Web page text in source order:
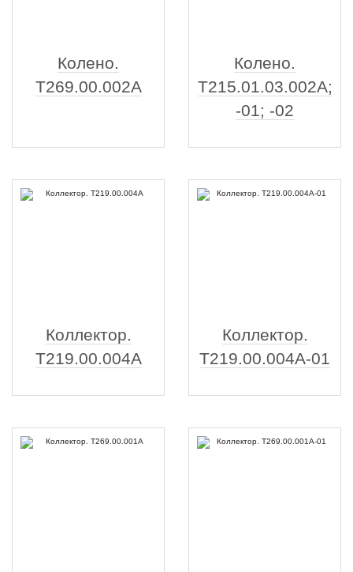
Колено.
Т269.00.002А
Колено.
Т215.01.03.002А;
-01; -02
Коллектор.
Т219.00.004А
Коллектор.
Т219.00.004А-01